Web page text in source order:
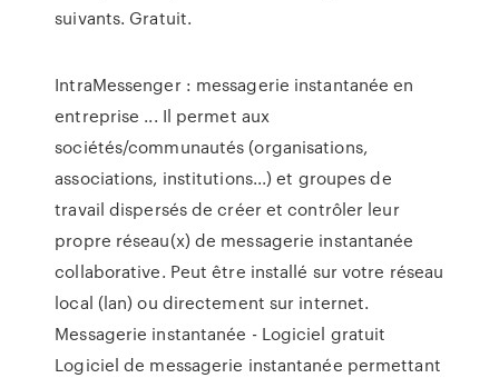
suivants. Gratuit.
IntraMessenger : messagerie instantanée en
entreprise ... Il permet aux
sociétés/communautés (organisations,
associations, institutions...) et groupes de
travail dispersés de créer et contrôler leur
propre réseau(x) de messagerie instantanée
collaborative. Peut être installé sur votre réseau
local (lan) ou directement sur internet.
Messagerie instantanée - Logiciel gratuit
Logiciel de messagerie instantanée permettant